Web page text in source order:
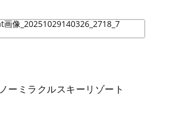
ーミラクルスキーリゾート